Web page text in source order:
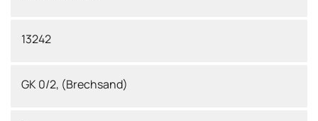
13242
GK 0/2, (Brechsand)